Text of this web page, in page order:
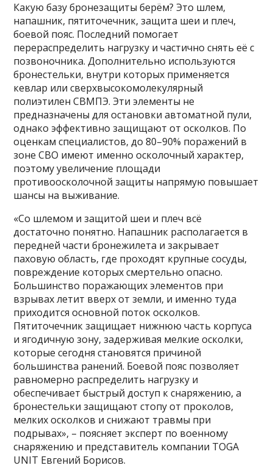
Какую базу бронезащиты берём? Это шлем,
напашник, пятиточечник, защита шеи и плеч,
боевой пояс. Последний помогает
перераспределить нагрузку и частично снять её с
позвоночника. Дополнительно используются
бронестельки, внутри которых применяется
кевлар или сверхвысокомолекулярный
полиэтилен СВМПЭ. Эти элементы не
предназначены для остановки автоматной пули,
однако эффективно защищают от осколков. По
оценкам специалистов, до 80–90% поражений в
зоне СВО имеют именно осколочный характер,
поэтому увеличение площади
противоосколочной защиты напрямую повышает
шансы на выживание.
«Со шлемом и защитой шеи и плеч всё
достаточно понятно. Напашник располагается в
передней части бронежилета и закрывает
паховую область, где проходят крупные сосуды,
повреждение которых смертельно опасно.
Большинство поражающих элементов при
взрывах летит вверх от земли, и именно туда
приходится основной поток осколков.
Пятиточечник защищает нижнюю часть корпуса
и ягодичную зону, задерживая мелкие осколки,
которые сегодня становятся причиной
большинства ранений. Боевой пояс позволяет
равномерно распределить нагрузку и
обеспечивает быстрый доступ к снаряжению, а
бронестельки защищают стопу от проколов,
мелких осколков и снижают травмы при
подрывах», – поясняет эксперт по военному
снаряжению и представитель компании TOGA
UNIT Евгений Борисов.